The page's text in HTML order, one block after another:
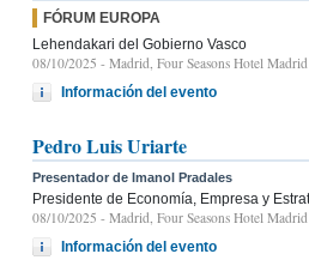
FÓRUM EUROPA
Lehendakari del Gobierno Vasco
08/10/2025 - Madrid, Four Seasons Hotel
Información del evento
Pedro Luis Uriarte
Presentador de Imanol Pradales
Presidente de Economía, Empresa y
08/10/2025 - Madrid, Four Seasons Hotel
Información del evento